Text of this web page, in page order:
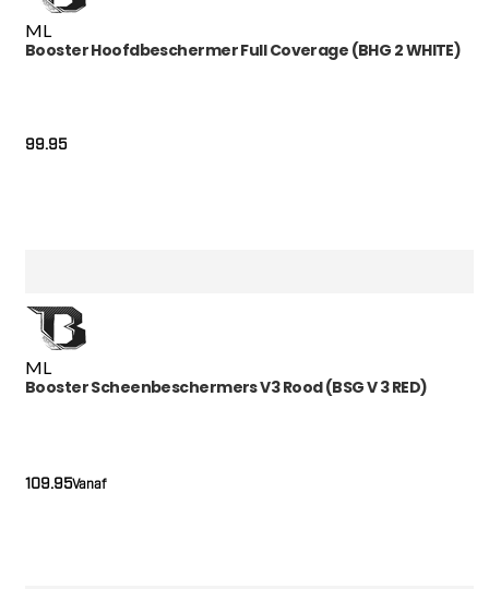
ML
Booster Hoofdbeschermer Full Coverage (BHG 2 WHITE)
99.95
ML
Booster Scheenbeschermers V3 Rood (BSG V 3 RED)
Vanaf
109.95